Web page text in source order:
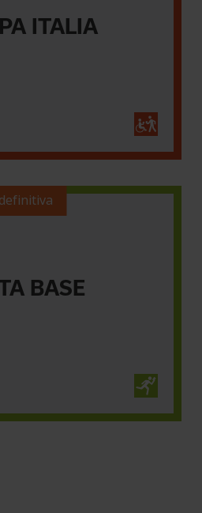
ITALIA
definitiva
BASE